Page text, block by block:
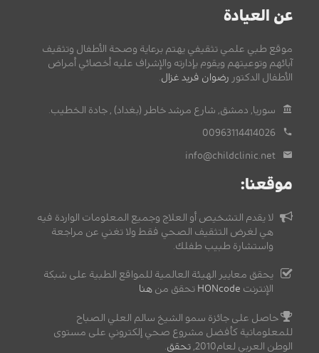
عن العيادة
موقع طبي علمي تثقيفي يهتم برعاية وصحة الأطفال وتثقيف
آبائهم وتوعيتهم ويقوم بإدارته والإشراف عليه أخصائي أمراض
الأطفال الدكتور رضوان فريد غزال.
سوريا, دمشق, شارع مرشد خاطر (بغداد) , جادة الخطيب.
00963114414026
info@childclinic.net
موقعنا:
لا يقدم التشخيص أو العلاج وجميع المعلومات الواردة فيه
هي لغرض التثقيف الصحي فقط ولا تغني عن مراجعة
واستشارة طبيب طفلك.
يحقق معايير الهيئة العالمية للمواقع الطبية على شبكة
الإنترنت HONcode تحقق من هنا
حاصل على جائزة سمو الشيخ سالم العلي الصباح
للمعلوماتية كأفضل مشروع صحي إلكتروني على مستوى
الوطن العربي لعام2010,
تحقق.